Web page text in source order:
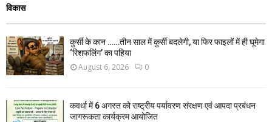
विकास
कुर्सी के कान ……तीन साल में कुर्सी बदलेगी, या फिर फाइलों में ही घूमेगा
‘रिशफलिंग’ का पहिया
August 6, 2026 0
कवर्धा में 6 अगस्त को राष्ट्रीय पर्यावरण संरक्षण एवं आपदा प्रबंधन
जागरूकता कार्यक्रम आयोजित